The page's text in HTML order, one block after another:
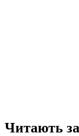
Читають